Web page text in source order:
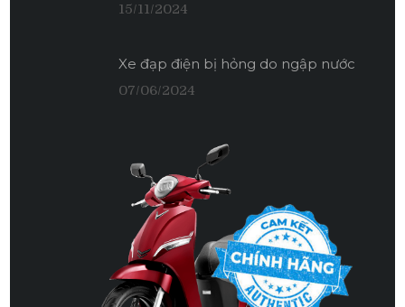
15/11/2024
Xe đạp điện bị hỏng do ngập nước
07/06/2024